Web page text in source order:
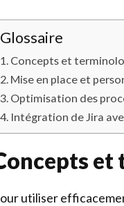
Glossaire
Concepts et
Mise en place et
Optimisation des
Intégration de Jira
et
utiliser